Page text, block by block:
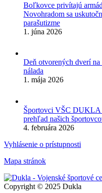
Boľkovce privítajú
Novohradom sa
parašutizme
1. júna 2026
Deň otvorených dverí
nálada
1. mája 2026
Športovci VŠC DUKLA
prehľad našich
4. februára 2026
Vyhlásenie o prístupnosti
Mapa stránok
Copyright © 2025 Dukla